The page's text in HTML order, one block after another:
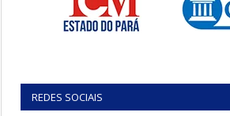
REDES SOCIAIS